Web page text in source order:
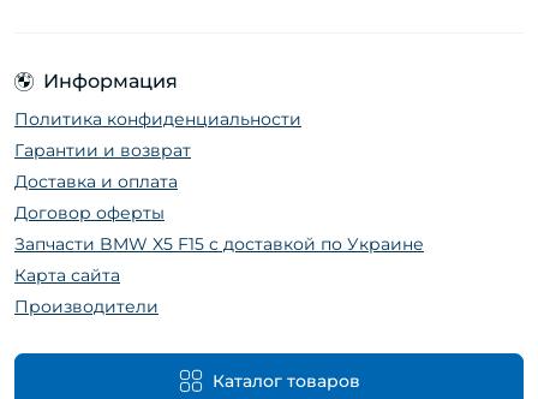
Информация
Политика конфиденциальности
Гарантии и возврат
Доставка и оплата
Договор оферты
Запчасти BMW X5 F15 с доставкой по Украине
Карта сайта
Производители
Каталог товаров